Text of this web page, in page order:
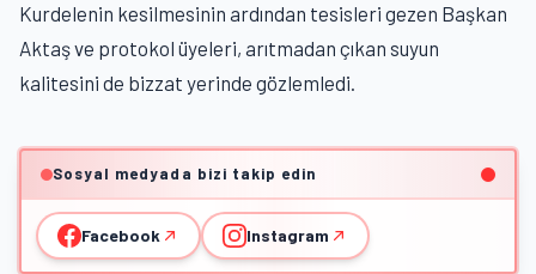
Kurdelenin kesilmesinin ardından tesisleri gezen Başkan
Aktaş ve protokol üyeleri, arıtmadan çıkan suyun
kalitesini de bizzat yerinde gözlemledi.
Sosyal medyada bizi takip edin
Facebook Instagram